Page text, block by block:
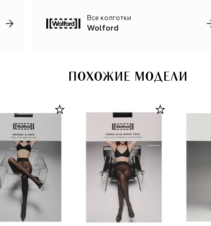
лаборатория разработки, экспериментальный цех и
производство основных коллекций. Являясь частью
Karl Lagerfeld.
Все колготки
Wolford
ПОХОЖИЕ МОДЕЛИ